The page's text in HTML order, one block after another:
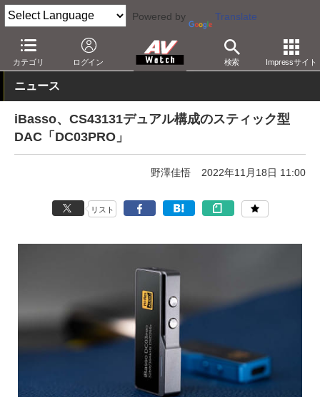
Powered by Translate
カテゴリ ログイン 検索 Impressサイト
AV Watch 製品 USB DAC その他
ニュース
iBasso、CS43131デュアル構成のスティック型
DAC「DC03PRO」
野澤佳悟 2022年11月18日 11:00
リスト